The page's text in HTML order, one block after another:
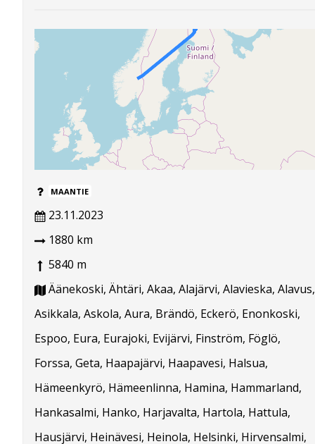
MAANTIE
23.11.2023
1880 km
5840 m
Äänekoski, Ähtäri, Akaa, Alajärvi, Alavieska, Alavus,
Asikkala, Askola, Aura, Brändö, Eckerö, Enonkoski,
Espoo, Eura, Eurajoki, Evijärvi, Finström, Föglö,
Forssa, Geta, Haapajärvi, Haapavesi, Halsua,
Hämeenkyrö, Hämeenlinna, Hamina, Hammarland,
Hankasalmi, Hanko, Harjavalta, Hartola, Hattula,
Hausjärvi, Heinävesi, Heinola, Helsinki, Hirvensalmi,